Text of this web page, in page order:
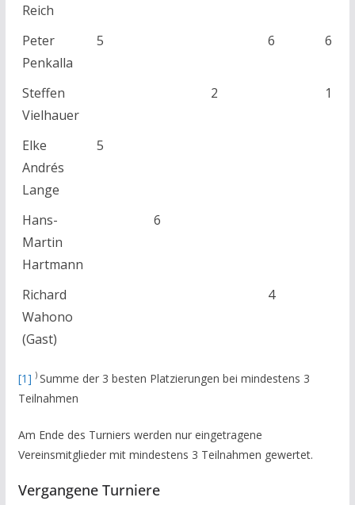
Reich
Peter
Penkalla
5 6 6
Steffen
Vielhauer
2 1
Elke
Andrés
Lange
5
Hans-
Martin
Hartmann
6
Richard
Wahono
(Gast)
4
[1] ) Summe der 3 besten Platzierungen bei mindestens 3
Teilnahmen
Am Ende des Turniers werden nur eingetragene
Vereinsmitglieder mit mindestens 3 Teilnahmen gewertet.
Vergangene Turniere